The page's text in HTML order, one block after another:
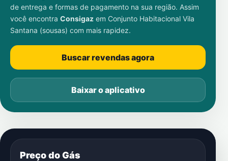
de entrega e formas de pagamento na sua região. Assim
você encontra Consigaz em Conjunto Habitacional Vila
Santana (sousas) com mais rapidez.
Buscar revendas agora
Baixar o aplicativo
Preço do Gás